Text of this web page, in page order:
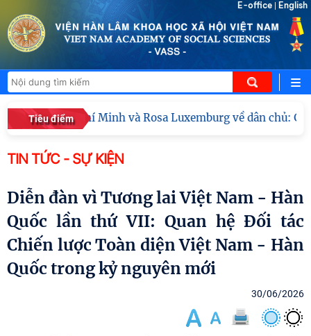
E-office English
Tiêu điểm
tế "Hồ Chí Minh và Rosa Luxemburg về dân chủ: Giá trị
TIN TỨC - SỰ KIỆN
Diễn đàn vì Tương lai Việt Nam - Hàn
Quốc lần thứ VII: Quan hệ Đối tác
Chiến lược Toàn diện Việt Nam - Hàn
Quốc trong kỷ nguyên mới
30/06/2026